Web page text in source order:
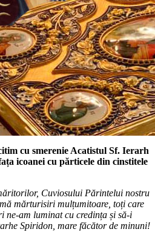
cu smerenie Acatistul Sf. Ierarh
icoanei cu părticele din cinstitele
Cuviosului Părintelui nostru
mărturisiri mulțumitoare, toți care
ne-am luminat cu credința și să-i
Spiridon, mare făcător de minuni!